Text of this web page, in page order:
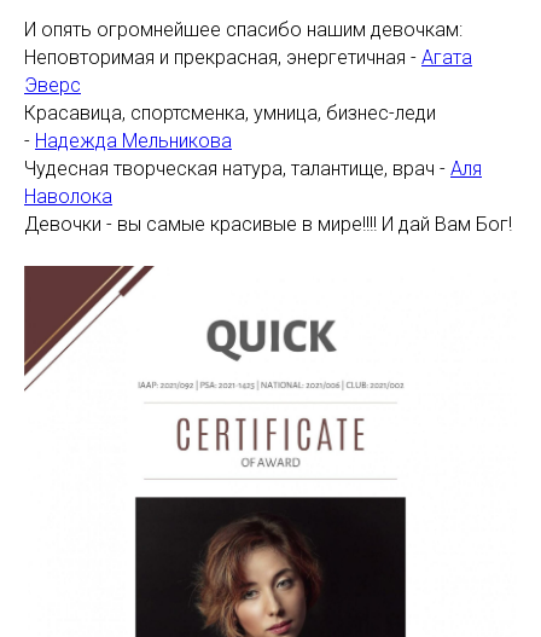
И опять огромнейшее спасибо нашим девочкам:
Неповторимая и прекрасная, энергетичная - Агата
Эверс
Красавица, спортсменка, умница, бизнес-леди
- Надежда Мельникова
Чудесная творческая натура, талантище, врач - Аля
Наволока
Девочки - вы самые красивые в мире!!!! И дай Вам Бог!